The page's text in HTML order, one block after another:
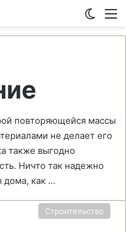
повторяющейся массы
не делает его
также выгодно
Ничто так надежно
дома, как …
Строительство